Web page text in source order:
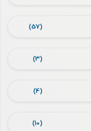
(57)
(3)
(4)
(10)